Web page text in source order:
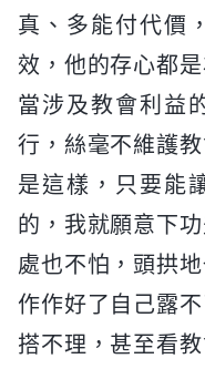
真、多能付代價
效，他的存心都
當涉及教會利益
行，絲毫不維護
是這樣，只要能
的，我就願意下
處也不怕，頭拱
作作好了自己露
搭不理，甚至看